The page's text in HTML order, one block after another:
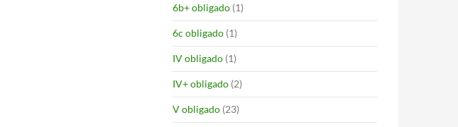
6b+ obligado (1)
6c obligado (1)
IV obligado (1)
IV+ obligado (2)
V obligado (23)